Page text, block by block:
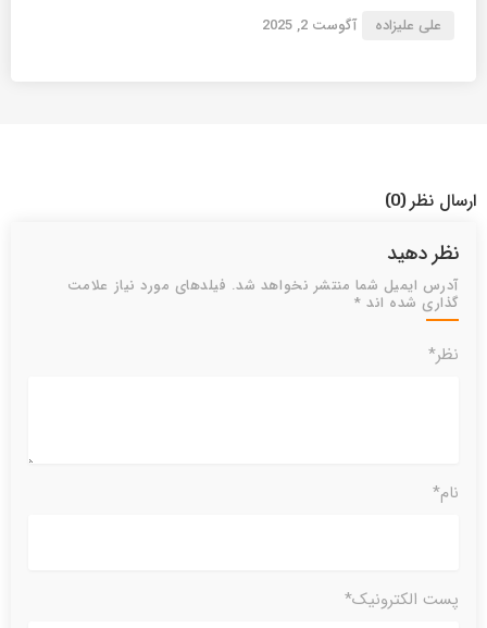
علی علیزاده آگوست 2, 2025
ارسال نظر (0)
نظر دهید
آدرس ایمیل شما منتشر نخواهد شد. فیلدهای مورد نیاز علامت
گذاری شده اند *
نظر*
نام*
پست الکترونیک*